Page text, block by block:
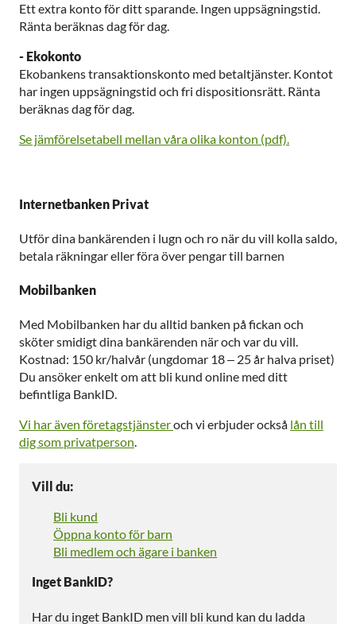
Ett extra konto för ditt sparande. Ingen uppsägningstid.
Ränta beräknas dag för dag.
- Ekokonto
Ekobankens transaktionskonto med betaltjänster. Kontot
har ingen uppsägningstid och fri dispositionsrätt. Ränta
beräknas dag för dag.
Se jämförelsetabell mellan våra olika konton (pdf).
Internetbanken Privat
Utför dina bankärenden i lugn och ro när du vill kolla saldo,
betala räkningar eller föra över pengar till barnen
Mobilbanken
Med Mobilbanken har du alltid banken på fickan och
sköter smidigt dina bankärenden när och var du vill.
Kostnad: 150 kr/halvår (ungdomar 18 – 25 år halva priset)
Du ansöker enkelt om att bli kund online med ditt
befintliga BankID.
Vi har även företagstjänsteroch vi erbjuder också lån till
dig som privatperson.
Vill du:
Bli kund
Öppna konto för barn
Bli medlem och ägare i banken
Inget BankID?
Har du inget BankID men vill bli kund kan du ladda